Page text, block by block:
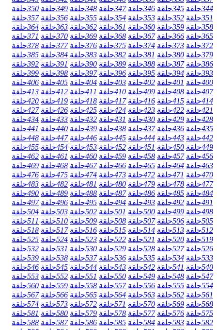
344حلقة 345حلقة 346حلقة 347حلقة 348حلقة 349حلقة 350حلقة
351حلقة 352حلقة 353حلقة 354حلقة 355حلقة 356حلقة 357حلقة
358حلقة 359حلقة 360حلقة 361حلقة 362حلقة 363حلقة 364حلقة
365حلقة 366حلقة 367حلقة 368حلقة 369حلقة 370حلقة 371حلقة
372حلقة 373حلقة 374حلقة 375حلقة 376حلقة 377حلقة 378حلقة
379حلقة 380حلقة 381حلقة 382حلقة 383حلقة 384حلقة 385حلقة
386حلقة 387حلقة 388حلقة 389حلقة 390حلقة 391حلقة 392حلقة
393حلقة 394حلقة 395حلقة 396حلقة 397حلقة 398حلقة 399حلقة
400حلقة 401حلقة 402حلقة 403حلقة 404حلقة 405حلقة 406حلقة
407حلقة 408حلقة 409حلقة 410حلقة 411حلقة 412حلقة 413حلقة
414حلقة 415حلقة 416حلقة 417حلقة 418حلقة 419حلقة 420حلقة
421حلقة 422حلقة 423حلقة 424حلقة 425حلقة 426حلقة 427حلقة
428حلقة 429حلقة 430حلقة 431حلقة 432حلقة 433حلقة 434حلقة
435حلقة 436حلقة 437حلقة 438حلقة 439حلقة 440حلقة 441حلقة
442حلقة 443حلقة 444حلقة 445حلقة 446حلقة 447حلقة 448حلقة
449حلقة 450حلقة 451حلقة 452حلقة 453حلقة 454حلقة 455حلقة
456حلقة 457حلقة 458حلقة 459حلقة 460حلقة 461حلقة 462حلقة
463حلقة 464حلقة 465حلقة 466حلقة 467حلقة 468حلقة 469حلقة
470حلقة 471حلقة 472حلقة 473حلقة 474حلقة 475حلقة 476حلقة
477حلقة 478حلقة 479حلقة 480حلقة 481حلقة 482حلقة 483حلقة
484حلقة 485حلقة 486حلقة 487حلقة 488حلقة 489حلقة 490حلقة
491حلقة 492حلقة 493حلقة 494حلقة 495حلقة 496حلقة 497حلقة
498حلقة 499حلقة 500حلقة 501حلقة 502حلقة 503حلقة 504حلقة
505حلقة 506حلقة 507حلقة 508حلقة 509حلقة 510حلقة 511حلقة
512حلقة 513حلقة 514حلقة 515حلقة 516حلقة 517حلقة 518حلقة
519حلقة 520حلقة 521حلقة 522حلقة 523حلقة 524حلقة 525حلقة
526حلقة 527حلقة 528حلقة 529حلقة 530حلقة 531حلقة 532حلقة
533حلقة 534حلقة 535حلقة 536حلقة 537حلقة 538حلقة 539حلقة
540حلقة 541حلقة 542حلقة 543حلقة 544حلقة 545حلقة 546حلقة
547حلقة 548حلقة 549حلقة 550حلقة 551حلقة 552حلقة 553حلقة
554حلقة 555حلقة 556حلقة 557حلقة 558حلقة 559حلقة 560حلقة
561حلقة 562حلقة 563حلقة 564حلقة 565حلقة 566حلقة 567حلقة
568حلقة 569حلقة 570حلقة 571حلقة 572حلقة 573حلقة 574حلقة
575حلقة 576حلقة 577حلقة 578حلقة 579حلقة 580حلقة 581حلقة
582حلقة 583حلقة 584حلقة 585حلقة 586حلقة 587حلقة 588حلقة